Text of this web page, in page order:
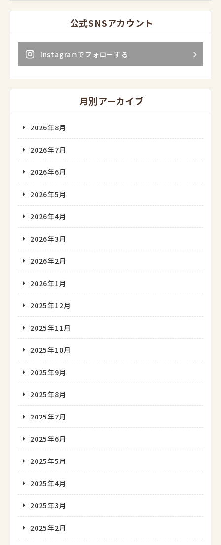
公式SNSアカウント
Instagramでフォローする
月別アーカイブ
2026年8月
2026年7月
2026年6月
2026年5月
2026年4月
2026年3月
2026年2月
2026年1月
2025年12月
2025年11月
2025年10月
2025年9月
2025年8月
2025年7月
2025年6月
2025年5月
2025年4月
2025年3月
2025年2月